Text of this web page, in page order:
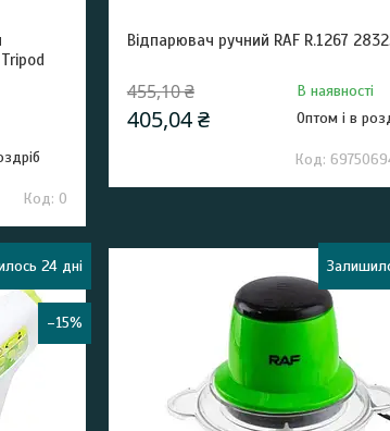
0
Відпарювач ручний RAF R.1267
455,10 ₴
405,04 ₴
В наявності
Оптом і в
–15%
24 дні